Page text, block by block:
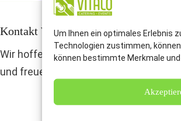
Um Ihnen ein optimales Erlebnis
Technologien zustimmen,
können bestimmte Merkmale
Kontakt Weihnachtsfeier Catering In
Wir hoffen sehr, dass Sie unsere
und freuen uns auf Ihre